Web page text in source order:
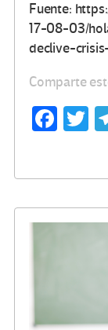
Fuente:
17-08-03/
declive-
Comparte
Fa
o
T